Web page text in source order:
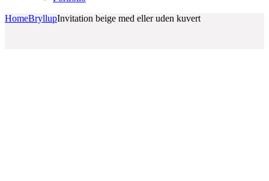
HomeBryllupInvitation beige med eller uden kuvert